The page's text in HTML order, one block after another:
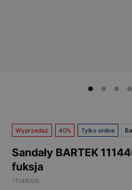
Wyprzedaż 40% Tylko online
Sandały BARTEK
fuksja
11144009